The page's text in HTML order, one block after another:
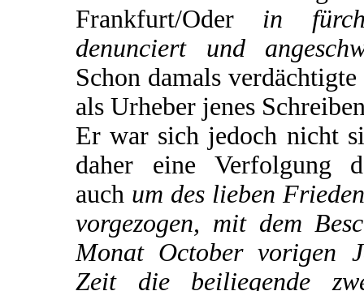
Frankfurt/Oder in
denunciert und
Schon damals
als Urheber jenes
Er war sich jedoch nicht
daher eine Verfolgung
auch um des lieben
vorgezogen, mit dem
Monat October vorigen
Zeit die beiliegende